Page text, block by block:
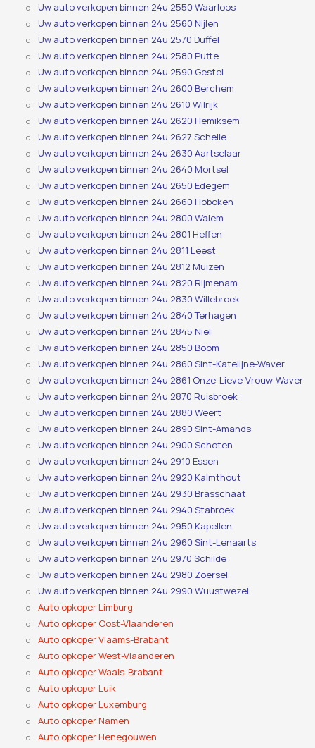
Uw auto verkopen binnen 24u 2550 Waarloos
Uw auto verkopen binnen 24u 2560 Nijlen
Uw auto verkopen binnen 24u 2570 Duffel
Uw auto verkopen binnen 24u 2580 Putte
Uw auto verkopen binnen 24u 2590 Gestel
Uw auto verkopen binnen 24u 2600 Berchem
Uw auto verkopen binnen 24u 2610 Wilrijk
Uw auto verkopen binnen 24u 2620 Hemiksem
Uw auto verkopen binnen 24u 2627 Schelle
Uw auto verkopen binnen 24u 2630 Aartselaar
Uw auto verkopen binnen 24u 2640 Mortsel
Uw auto verkopen binnen 24u 2650 Edegem
Uw auto verkopen binnen 24u 2660 Hoboken
Uw auto verkopen binnen 24u 2800 Walem
Uw auto verkopen binnen 24u 2801 Heffen
Uw auto verkopen binnen 24u 2811 Leest
Uw auto verkopen binnen 24u 2812 Muizen
Uw auto verkopen binnen 24u 2820 Rijmenam
Uw auto verkopen binnen 24u 2830 Willebroek
Uw auto verkopen binnen 24u 2840 Terhagen
Uw auto verkopen binnen 24u 2845 Niel
Uw auto verkopen binnen 24u 2850 Boom
Uw auto verkopen binnen 24u 2860 Sint-Katelijne-Waver
Uw auto verkopen binnen 24u 2861 Onze-Lieve-Vrouw-Waver
Uw auto verkopen binnen 24u 2870 Ruisbroek
Uw auto verkopen binnen 24u 2880 Weert
Uw auto verkopen binnen 24u 2890 Sint-Amands
Uw auto verkopen binnen 24u 2900 Schoten
Uw auto verkopen binnen 24u 2910 Essen
Uw auto verkopen binnen 24u 2920 Kalmthout
Uw auto verkopen binnen 24u 2930 Brasschaat
Uw auto verkopen binnen 24u 2940 Stabroek
Uw auto verkopen binnen 24u 2950 Kapellen
Uw auto verkopen binnen 24u 2960 Sint-Lenaarts
Uw auto verkopen binnen 24u 2970 Schilde
Uw auto verkopen binnen 24u 2980 Zoersel
Uw auto verkopen binnen 24u 2990 Wuustwezel
Auto opkoper Limburg
Auto opkoper Oost-Vlaanderen
Auto opkoper Vlaams-Brabant
Auto opkoper West-Vlaanderen
Auto opkoper Waals-Brabant
Auto opkoper Luik
Auto opkoper Luxemburg
Auto opkoper Namen
Auto opkoper Henegouwen